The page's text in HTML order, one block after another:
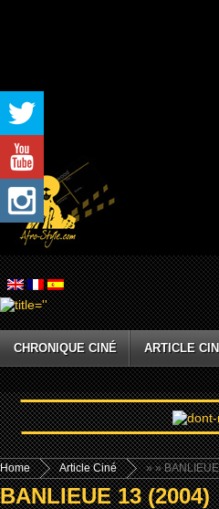
CHRONIQUE CINÉ ARTICLE
Home »
Article Ciné »
BANLIEUE 13 (2004)